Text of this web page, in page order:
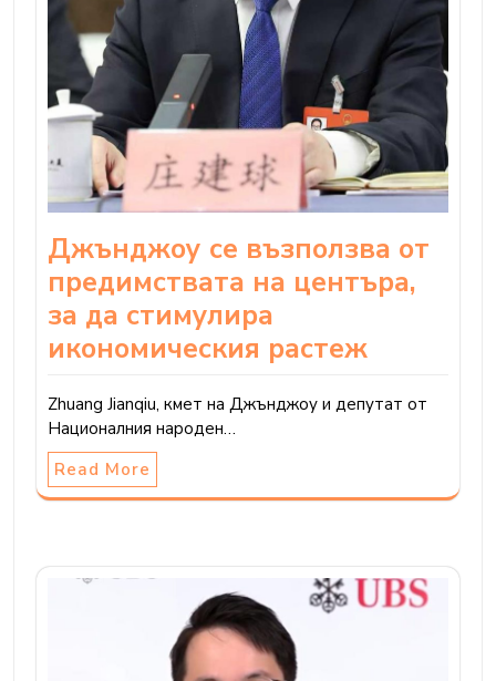
Джънджоу се възползва от
предимствата на центъра,
за да стимулира
икономическия растеж
Zhuang Jianqiu, кмет на Джънджоу и депутат от
Националния народен…
Read More